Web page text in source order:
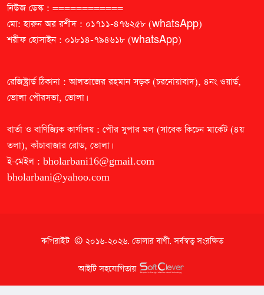
নিউজ ডেস্ক : ============
মো: হারুন অর রশীদ : ০১৭১১-৪৭৬২৫৮ (whatsApp)
শরীফ হোসাইন : ০১৮১৪-৭৯৪৬১৮ (whatsApp)
রেজিষ্ট্রার্ড ঠিকানা : আলতাজের রহমান সড়ক (চরনোয়াবাদ), ৪নং ওয়ার্ড,
ভোলা পৌরসভা, ভোলা।
বার্তা ও বাণিজ্যিক কার্যালয় : পৌর সুপার মল (সাবেক কিচেন মার্কেট (৪য়
তলা), কাঁচাবাজার রোড, ভোলা।
ই-মেইল : bholarbani16@gmail.com
bholarbani@yahoo.com
কপিরাইট © ২০১৬-২০২৬. ভোলার বাণী. সর্বস্বত্ব সংরক্ষিত
আইটি সহযোগিতায়